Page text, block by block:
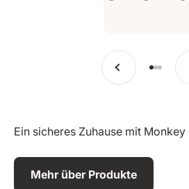
Vorherige
Zu
Zu
Zu
Ein sicheres Zuhause mit Monkey
Mehr über Produkte